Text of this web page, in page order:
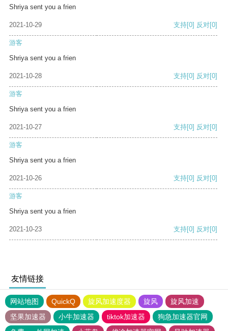
Shriya sent you a frien
2021-10-29 支持[0] 反对[0]
游客
Shriya sent you a frien
2021-10-28 支持[0] 反对[0]
游客
Shriya sent you a frien
2021-10-27 支持[0] 反对[0]
游客
Shriya sent you a frien
2021-10-26 支持[0] 反对[0]
游客
Shriya sent you a frien
2021-10-23 支持[0] 反对[0]
友情链接
网站地图 QuickQ 旋风加速度器 旋风
旋风加速
坚果加速器
小牛加速器 tiktok加速器
狗急加速器官网